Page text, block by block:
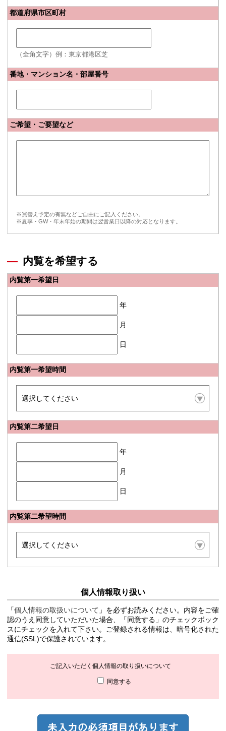
都道府県市区町村
（全角文字）例：東京都港区芝
番地・マンション名・部屋番号
ご希望・ご要望など
※買替え予定の有無などご自由にご記入ください。
※夏季・GW・年末年始の期間は翌営業日以降の対応となります。
内覧を希望する
内覧第一希望日
年
月
日
内覧第一希望時間
内覧第二希望日
年
月
日
内覧第二希望時間
個人情報取り扱い
「個人情報の取扱いについて 」を必ずお読みください。内容をご確
認のうえ同意していただいた場合、「同意する」のチェックボック
スにチェックを入れて下さい。ご登録される情報は、暗号化された
通信(SSL)で保護されています。
ご記入いただく個人情報の取り扱いについて
同意する